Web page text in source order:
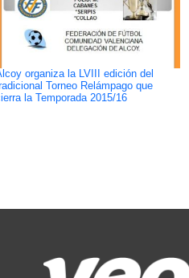
organiza la LVIII edición del
Torneo Relámpago que
la Temporada 2015/16